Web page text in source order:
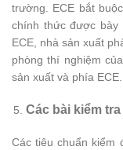
trường. ECE bắt
chính thức được bày
ECE, nhà sản xuất
phòng thí nghiệm
sản xuất và phía ECE.
Các bài kiểm
Các tiêu chuẩn kiểm